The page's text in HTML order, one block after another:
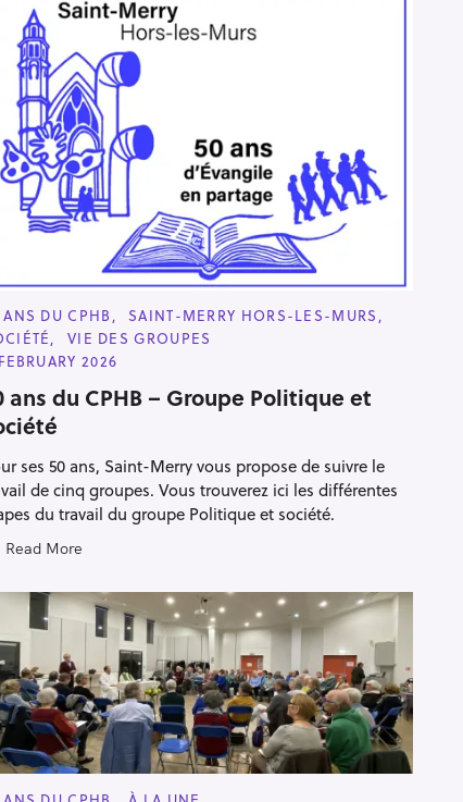
DU CPHB
SAINT-MERRY HORS-LES-MURS
VIE DES GROUPES
2026
ans du CPHB – Groupe Politique et
ses 50 ans, Saint-Merry vous propose de suivre le
de cinq groupes. Vous trouverez ici les différentes
du travail du groupe Politique et société.
Read More